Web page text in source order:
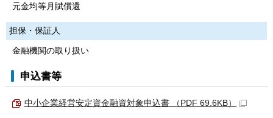
元金均等月賦償還
担保・保証人
金融機関の取り扱い
申込書等
中小企業経営安定資金融資対象申込書 （PDF 69.6KB）